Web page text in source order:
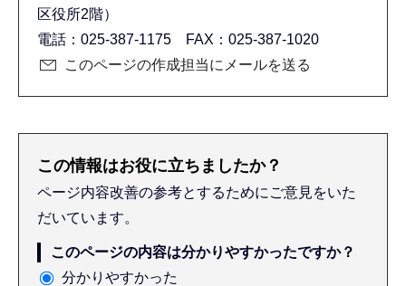
区役所2階）
電話：025-387-1175 FAX：025-387-1020
このページの作成担当にメールを送る
この情報はお役に立ちましたか？
ページ内容改善の参考とするためにご意見をいた
だいています。
このページの内容は分かりやすかったですか？
分かりやすかった